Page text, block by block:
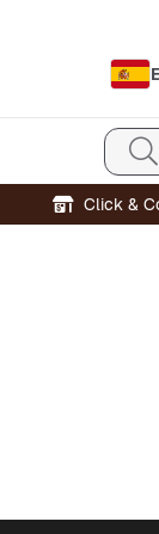
Click &